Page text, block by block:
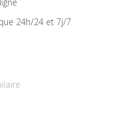
24h/24 et 7j/7